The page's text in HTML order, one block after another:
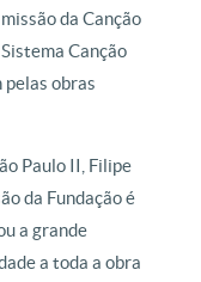
da Canção
Canção
pelas obras
Paulo II, Filipe
da Fundação é
a grande
a toda a obra